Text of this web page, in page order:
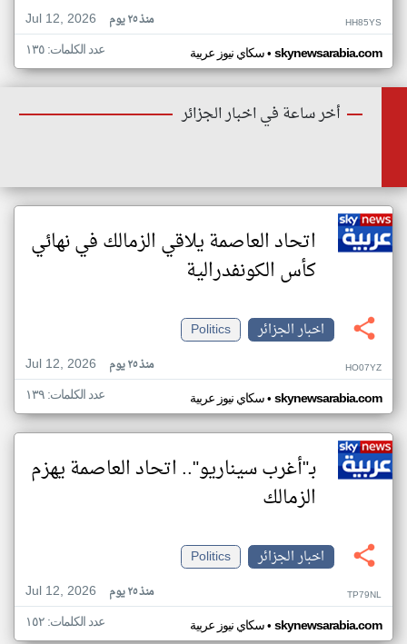
Jul 12, 2026 منذ ٢٥ يوم HH85YS
سكاي نيوز عربية• skynewsarabia.com عدد الكلمات: ١٣٥
أخر ساعة في اخبار الجزائر
اتحاد العاصمة يلاقي الزمالك في نهائي
كأس الكونفدرالية
اخبار الجزائر
Politics
Jul 12, 2026
منذ ٢٥ يوم HO07YZ
سكاي نيوز عربية• skynewsarabia.com عدد الكلمات: ١٣٩
بـ"أغرب سيناريو".. اتحاد العاصمة يهزم
الزمالك
اخبار الجزائر
Politics
Jul 12, 2026
منذ ٢٥ يوم TP79NL
سكاي نيوز عربية• skynewsarabia.com عدد الكلمات: ١٥٢